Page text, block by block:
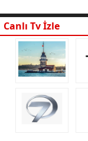
Canlı Tv İzle